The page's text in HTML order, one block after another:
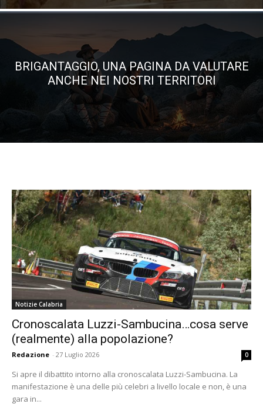
BRIGANTAGGIO, UNA PAGINA DA VALUTARE
ANCHE NEI NOSTRI TERRITORI
Notizie Calabria
Cronoscalata Luzzi-Sambucina…cosa serve
(realmente) alla popolazione?
Redazione - 27 Luglio 2026 0
Si apre il dibattito intorno alla cronoscalata Luzzi-Sambucina. La
manifestazione è una delle più celebri a livello locale e non, è una
gara in...